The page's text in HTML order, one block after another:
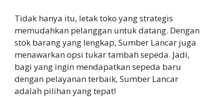
Tidak hanya itu, letak toko yang strategis
memudahkan pelanggan untuk datang. Dengan
stok barang yang lengkap, Sumber Lancar juga
menawarkan opsi tukar tambah sepeda. Jadi,
bagi yang ingin mendapatkan sepeda baru
dengan pelayanan terbaik, Sumber Lancar
adalah pilihan yang tepat!